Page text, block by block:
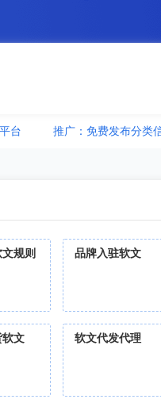
台 推广：免费发布分类
规则 品牌入驻软文
软文 软文代发代理